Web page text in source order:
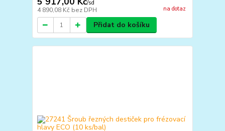
/sd
4 890,08 Kč bez DPH na dotaz
Přidat do košíku